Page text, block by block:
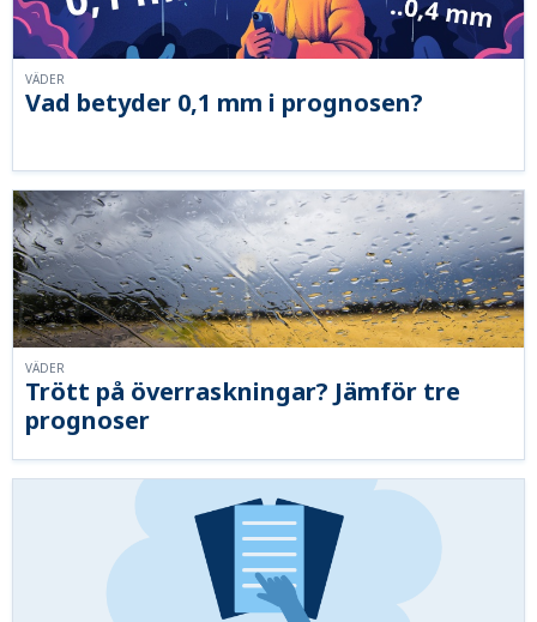
Vad betyder 0,1 mm i prognosen?
VÄDER
Trött på överraskningar? Jämför tre
prognoser
VÄDER